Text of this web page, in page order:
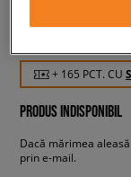
164,99 RON
+ 165 PCT. CU
PRODUS INDISPONIBIL
Dacă mărimea
prin e-mail.